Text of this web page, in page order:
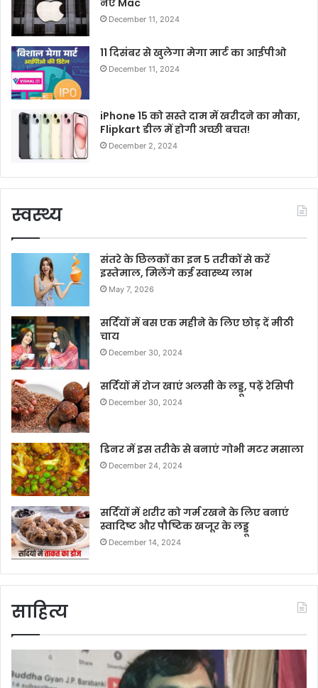
नए Mac
December 11, 2024
11 दिसंबर से खुलेगा मेगा मार्ट का आईपीओ
December 11, 2024
iPhone 15 को सस्ते दाम में खरीदने का मौका,
Flipkart डील में होगी अच्छी बचत!
December 2, 2024
स्वस्थ्य
संतरे के छिलकों का इन 5 तरीकों से करें
इस्तेमाल, मिलेंगे कई स्वास्थ्य लाभ
May 7, 2026
सर्दियों में बस एक महीने के लिए छोड़ दें मीठी
चाय
December 30, 2024
सर्दियों में रोज खाएं अलसी के लड्डू, पढ़ें रेसिपी
December 30, 2024
डिनर में इस तरीके से बनाएं गोभी मटर मसाला
December 24, 2024
सर्दियों में शरीर को गर्म रखने के लिए बनाएं
स्वादिष्ट और पौष्टिक खजूर के लड्डू
December 14, 2024
साहित्य